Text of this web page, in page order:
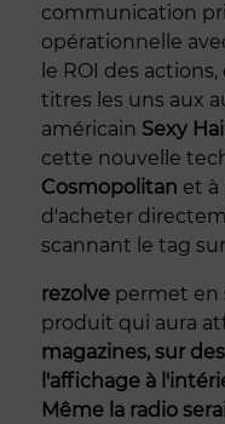
communication
opérationnelle
le ROI des
titres les uns aux
américain Sexy
cette nouvelle
Cosmopolitan et à
d'acheter
scannant le tag
rezolvepermet en
produit qui aura
magazines, sur
l'affichage à
Même la radio